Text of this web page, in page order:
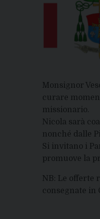
Monsignor
curare
missionario.
Nicola sarà
nonché dalle
Si invitano i
promuove la
NB: Le offerte
consegnate in